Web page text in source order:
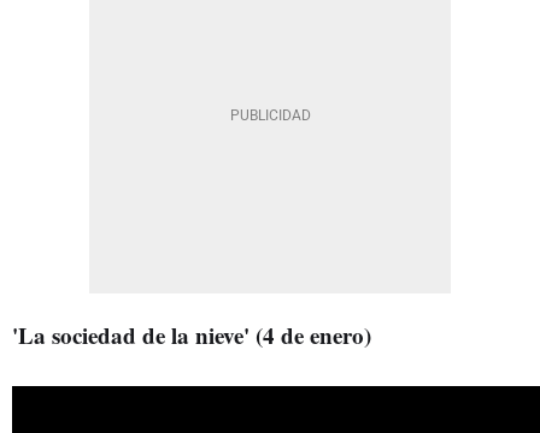
'La sociedad de la nieve' (4 de enero)